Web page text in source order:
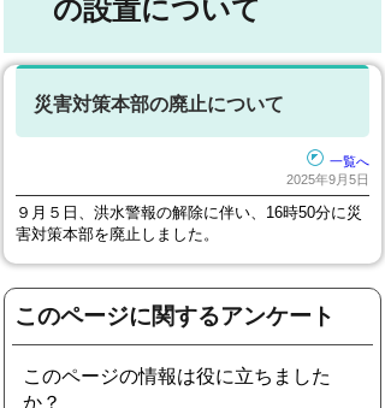
の設置について
災害対策本部の廃止について
一覧へ
2025年9月5日
９月５日、洪水警報の解除に伴い、16時50分に災
害対策本部を廃止しました。
このページに関するアンケート
このページの情報は役に立ちました
か？